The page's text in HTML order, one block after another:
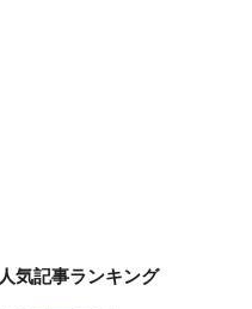
人気記事ランキング